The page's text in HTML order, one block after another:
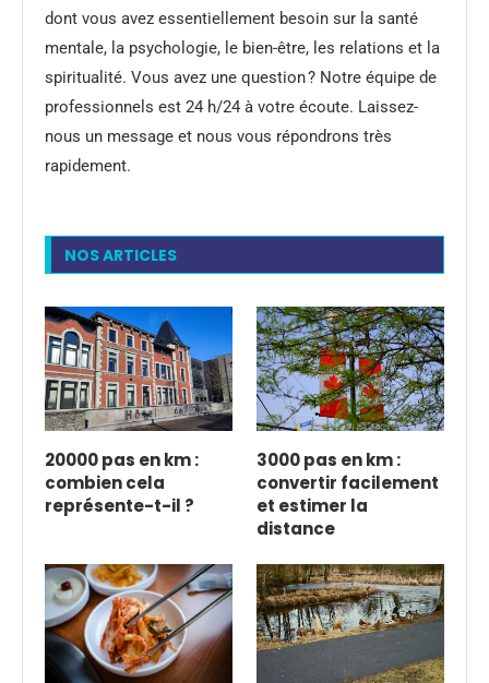
dont vous avez essentiellement besoin sur la santé
mentale, la psychologie, le bien-être, les relations et la
spiritualité. Vous avez une question ? Notre équipe de
professionnels est 24 h/24 à votre écoute. Laissez-
nous un message et nous vous répondrons très
rapidement.
NOS ARTICLES
20000 pas en km :
combien cela
représente-t-il ?
3000 pas en km :
convertir facilement
et estimer la
distance